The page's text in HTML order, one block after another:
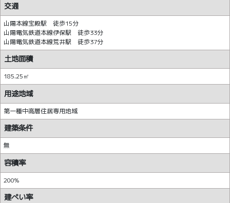
交通
山陽本線宝殿駅 徒歩15分
山陽電気鉄道本線伊保駅 徒歩33分
山陽電気鉄道本線荒井駅 徒歩37分
土地面積
185.25㎡
用途地域
第一種中高層住居専用地域
建築条件
無
容積率
200%
建ぺい率